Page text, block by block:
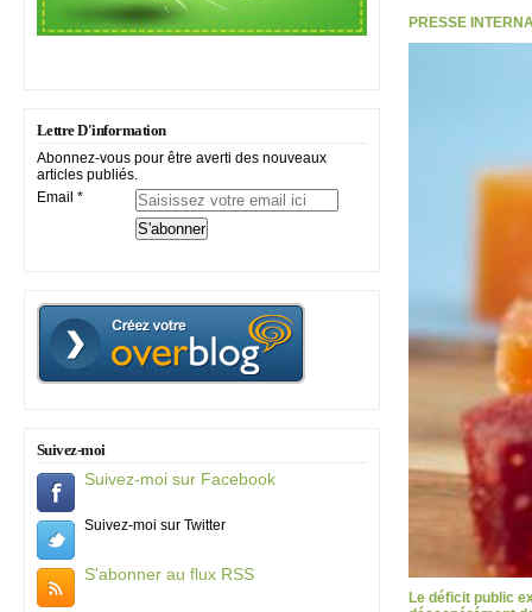
Lettre D'information
Abonnez-vous pour être averti des nouveaux
articles publiés.
Email
Suivez-moi
Suivez-moi sur Facebook
Suivez-moi sur Twitter
S'abonner au flux RSS
PRESSE
Le déficit public